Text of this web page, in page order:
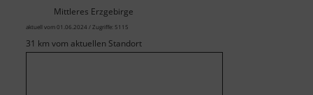
Mittleres Erzgebirge
aktuell vom 01.06.2024 / Zugriffe: 5115
31 km vom aktuellen Standort